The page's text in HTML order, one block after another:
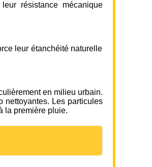
résistance mécanique
leur étanchéité naturelle
en milieu urbain.
nettoyantes. Les particules
la première pluie.